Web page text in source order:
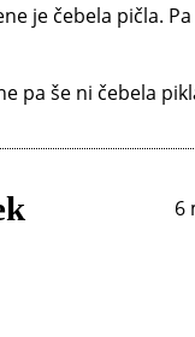
je čebela pičla.
pa še ni čebela
6